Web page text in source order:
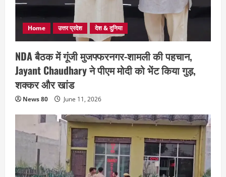
Home उत्तर प्रदेश देश & दुनिया
NDA बैठक में गूंजी मुजफ्फरनगर-शामली की पहचान,
Jayant Chaudhary ने पीएम मोदी को भेंट किया गुड़,
शक्कर और खांड
News 80 June 11, 2026